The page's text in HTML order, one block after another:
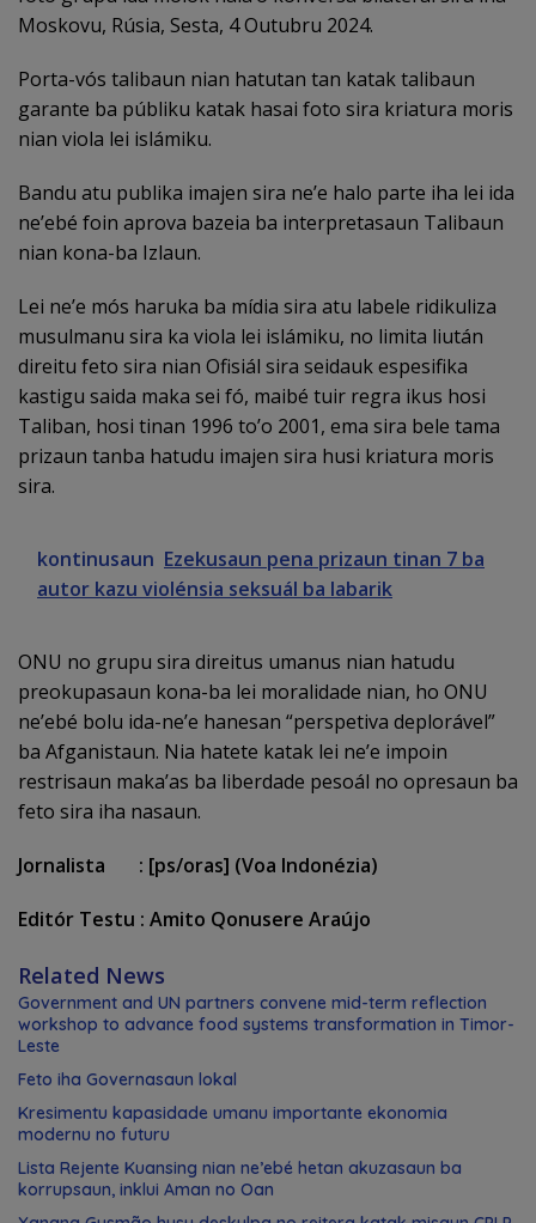
Moskovu, Rúsia, Sesta, 4 Outubru 2024.
Porta-vós talibaun nian hatutan tan katak talibaun
garante ba públiku katak hasai foto sira kriatura moris
nian viola lei islámiku.
Bandu atu publika imajen sira ne’e halo parte iha lei ida
ne’ebé foin aprova bazeia ba interpretasaun Talibaun
nian kona-ba Izlaun.
Lei ne’e mós haruka ba mídia sira atu labele ridikuliza
musulmanu sira ka viola lei islámiku, no limita liután
direitu feto sira nian Ofisiál sira seidauk espesifika
kastigu saida maka sei fó, maibé tuir regra ikus hosi
Taliban, hosi tinan 1996 to’o 2001, ema sira bele tama
prizaun tanba hatudu imajen sira husi kriatura moris
sira.
kontinusaun Ezekusaun pena prizaun tinan 7 ba
autor kazu violénsia seksuál ba labarik
ONU no grupu sira direitus umanus nian hatudu
preokupasaun kona-ba lei moralidade nian, ho ONU
ne’ebé bolu ida-ne’e hanesan “perspetiva deplorável”
ba Afganistaun. Nia hatete katak lei ne’e impoin
restrisaun maka’as ba liberdade pesoál no opresaun ba
feto sira iha nasaun.
Jornalista : [ps/oras] (Voa Indonézia)
Editór Testu : Amito Qonusere Araújo
Related News
Government and UN partners convene mid-term reflection
workshop to advance food systems transformation in Timor-
Leste
Feto iha Governasaun lokal
Kresimentu kapasidade umanu importante ekonomia
modernu no futuru
Lista Rejente Kuansing nian ne’ebé hetan akuzasaun ba
korrupsaun, inklui Aman no Oan